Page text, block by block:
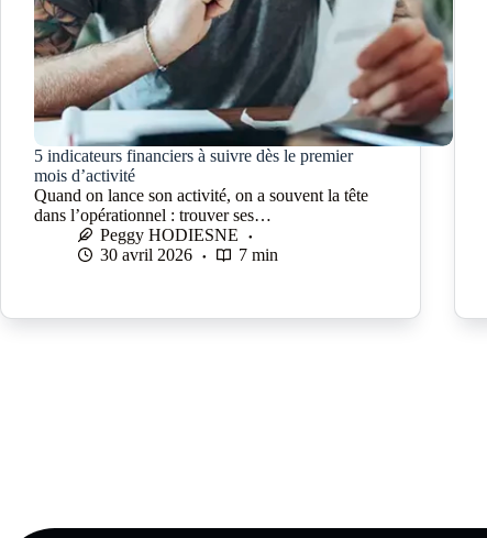
5 indicateurs financiers à suivre dès le premier
mois d’activité
Quand on lance son activité, on a souvent la tête
dans l’opérationnel : trouver ses…
Peggy HODIESNE
30 avril 2026
7 min